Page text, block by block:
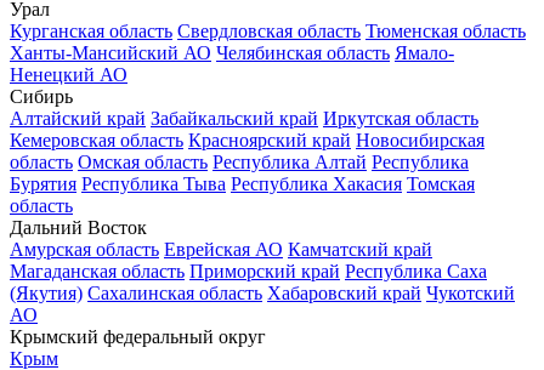
Урал
Курганская область Свердловская область Тюменская область
Ханты-Мансийский АО Челябинская область Ямало-
Ненецкий АО
Сибирь
Алтайский край Забайкальский край Иркутская область
Кемеровская область Красноярский край Новосибирская
область Омская область Республика Алтай Республика
Бурятия Республика Тыва Республика Хакасия Томская
область
Дальний Восток
Амурская область Еврейская АО Камчатский край
Магаданская область Приморский край Республика Саха
(Якутия) Сахалинская область Хабаровский край Чукотский
АО
Крымский федеральный округ
Крым